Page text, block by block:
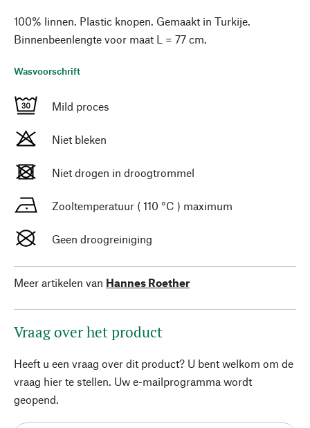
100% linnen. Plastic knopen. Gemaakt in Turkije.
Binnenbeenlengte voor maat L = 77 cm.
Wasvoorschrift
Mild proces
Niet bleken
Niet drogen in droogtrommel
Zooltemperatuur ( 110 °C ) maximum
Geen droogreiniging
Meer artikelen van Hannes Roether
Vraag over het product
Heeft u een vraag over dit product? U bent welkom om de
vraag hier te stellen. Uw e-mailprogramma wordt
geopend.